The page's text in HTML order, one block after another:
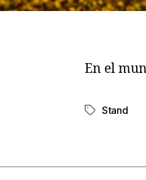
En el
Etiquetas
Stand